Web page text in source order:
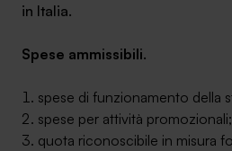
in Italia.
Spese ammissibili.
spese di funzionamento della
spese per attività promozionali;
quota riconoscibile in misura